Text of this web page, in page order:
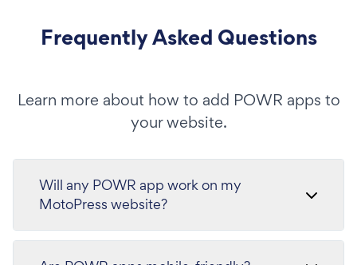
Frequently Asked Questions
Learn more about how to add POWR apps to
your website.
Will any POWR app work on my
MotoPress website?